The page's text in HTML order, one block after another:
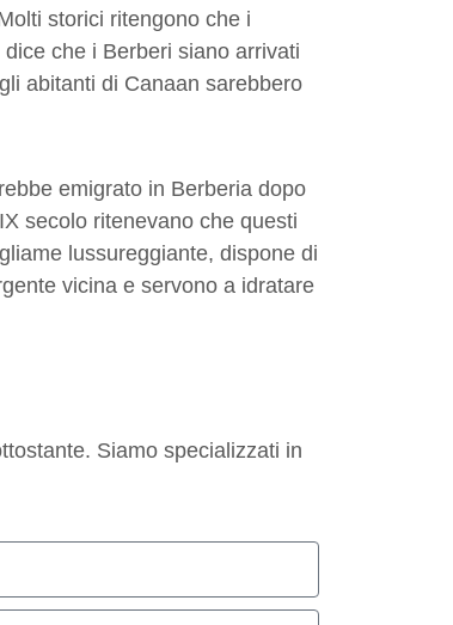
storici ritengono che i
che i Berberi siano arrivati
abitanti di Canaan sarebbero
emigrato in Berberia dopo
secolo ritenevano che questi
lussureggiante, dispone di
vicina e servono a idratare
Siamo specializzati in